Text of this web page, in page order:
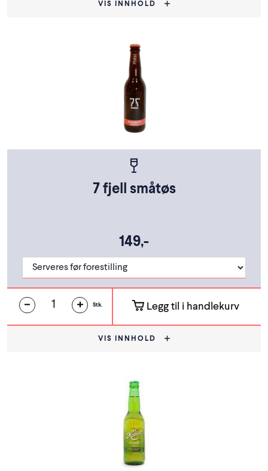
VIS INNHOLD
7 fjell småtøs
149,-
Stk. Legg til i handlekurv
VIS INNHOLD